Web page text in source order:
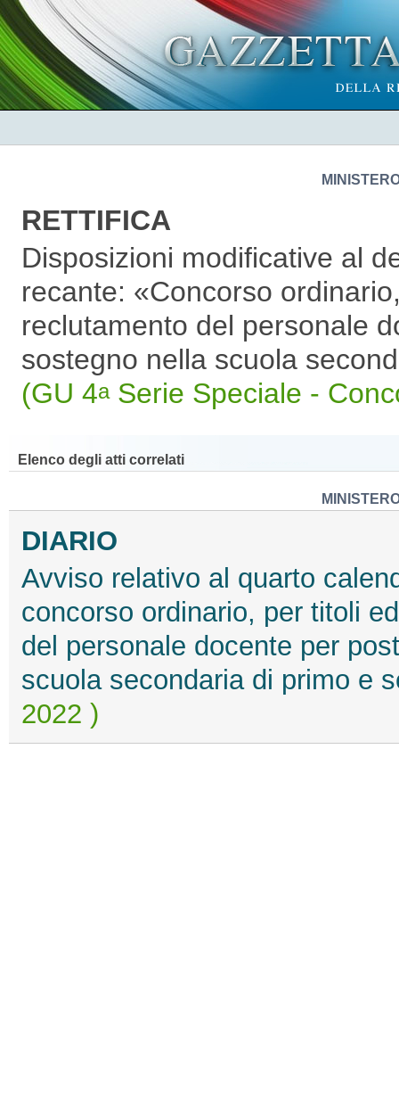
RETTIFICA
Disposizioni modificative al
recante: «Concorso
reclutamento del personale
sostegno nella scuola
(GU 4aSerie Speciale -
Elenco degli atti correlati
DIARIO
Avviso relativo al quarto
concorso ordinario, per titoli
del personale docente per
scuola secondaria di primo e
2022 )